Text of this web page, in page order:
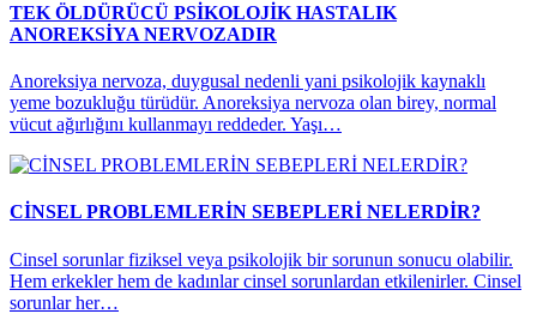
TEK ÖLDÜRÜCÜ PSİKOLOJİK HASTALIK
ANOREKSİYA NERVOZADIR
Anoreksiya nervoza, duygusal nedenli yani psikolojik kaynaklı
yeme bozukluğu türüdür. Anoreksiya nervoza olan birey, normal
vücut ağırlığını kullanmayı reddeder. Yaşı…
CİNSEL PROBLEMLERİN SEBEPLERİ NELERDİR?
Cinsel sorunlar fiziksel veya psikolojik bir sorunun sonucu olabilir.
Hem erkekler hem de kadınlar cinsel sorunlardan etkilenirler. Cinsel
sorunlar her…